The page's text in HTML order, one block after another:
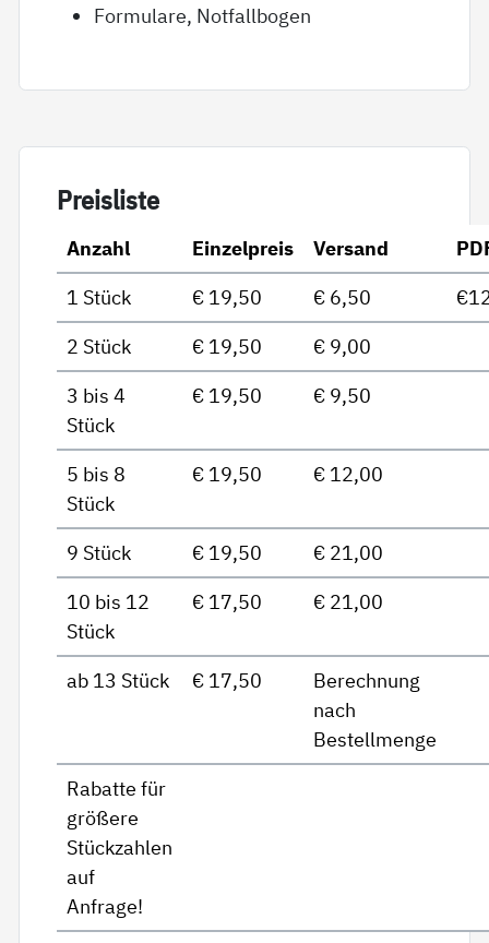
Formulare, Notfallbogen
Preis­lis­te
Anzahl Einzelpreis Versand
1 Stück
€ 19,50 € 6,50
2 Stück
€ 19,50
€ 9,00
3 bis 4
Stück
€ 19,50 € 9,50
5 bis 8
Stück
€ 19,50 € 12,00
9 Stück € 19,50
€ 21,00
10 bis 12
Stück
€ 17,50 € 21,00
ab 13 Stück € 17,50
Berechnung
nach
Bestellmenge
Rabatte für
größere
Stückzahlen
auf
Anfrage!